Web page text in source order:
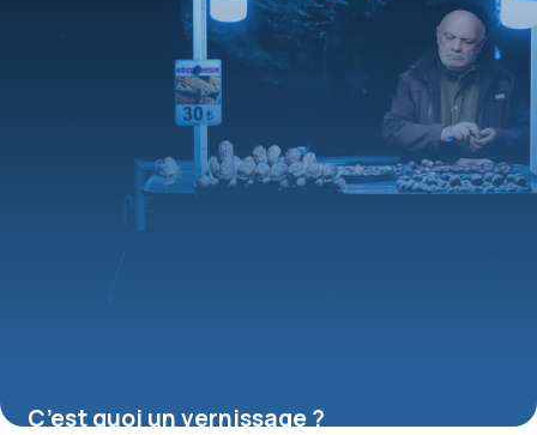
C’est quoi un vernissage ?